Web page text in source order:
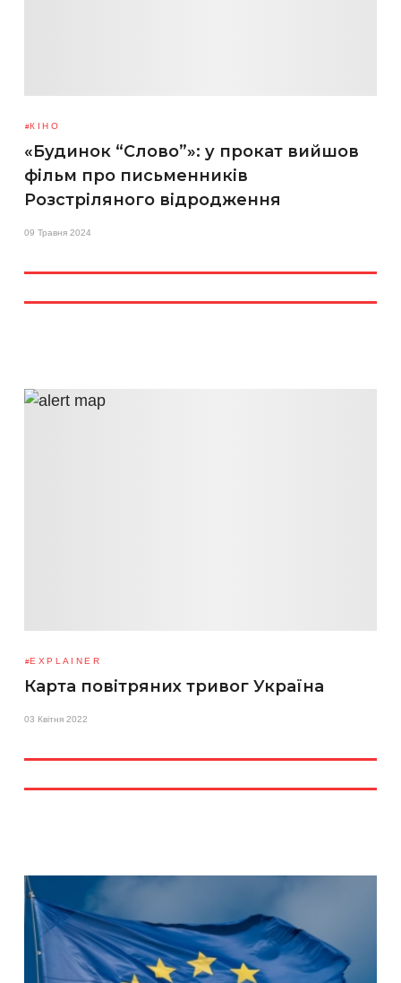
КІНО
«Будинок “Слово”»: у прокат вийшов
фільм про письменників
Розстріляного відродження
09 Травня 2024
EXPLAINER
Карта повітряних тривог Україна
03 Квітня 2022